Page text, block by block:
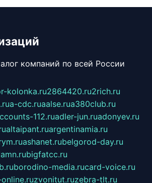
компаний по всей России
kolonka.ru2864420.ru2rich.ru
a-cdc.ruaalse.rua380club.ru
112.ruadler-jun.ruadonyev.ru
altaipant.ruargentinamia.ru
ashanet.rubelgorod-day.ru
bigfatcc.ru
borodino-media.rucard-voice.ru
zvonitut.ruzebra-tlt.ru